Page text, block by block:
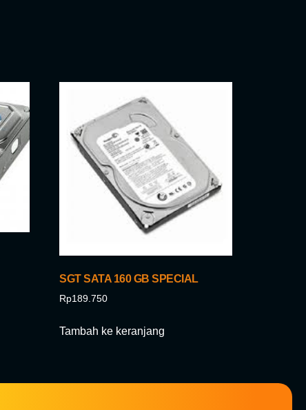
SGT SATA 160 GB SPECIAL
Rp189.750
Tambah ke keranjang